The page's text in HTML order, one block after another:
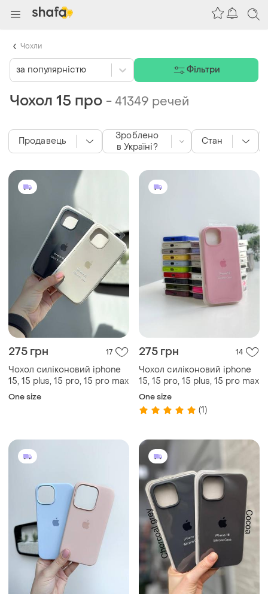
Чохол 15 про -41349 речей
275 грн 17
Чохол силіконовий iphone
15, 15 plus, 15 pro, 15 pro max
One size
275 грн 14
Чохол силіконовий iphone
15, 15 pro, 15 plus, 15 pro max
One size
(1)
Продавець
Зроблено
в Україні?
Стан
за популярністю Фільтри
Чохли